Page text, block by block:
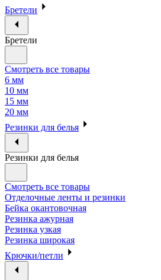
Бретели
Бретели
Смотреть все товары
6 мм
10 мм
15 мм
20 мм
Резинки для белья
Резинки для белья
Смотреть все товары
Отделочные ленты и резинки
Бейка окантовочная
Резинка ажурная
Резинка узкая
Резинка широкая
Крючки/петли